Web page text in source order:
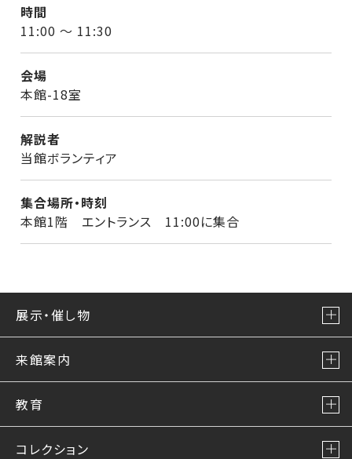
時間
11:00 ～ 11:30
会場
本館-18室
解説者
当館ボランティア
集合場所・時刻
本館1階 エントランス 11:00に集合
展示・催し物
来館案内
教育
コレクション